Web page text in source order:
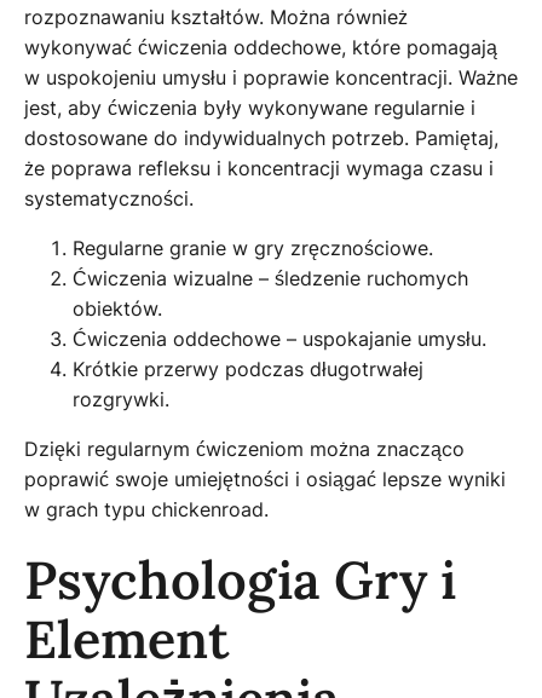
rozpoznawaniu kształtów. Można również
wykonywać ćwiczenia oddechowe, które pomagają
w uspokojeniu umysłu i poprawie koncentracji. Ważne
jest, aby ćwiczenia były wykonywane regularnie i
dostosowane do indywidualnych potrzeb. Pamiętaj,
że poprawa refleksu i koncentracji wymaga czasu i
systematyczności.
Regularne granie w gry zręcznościowe.
Ćwiczenia wizualne – śledzenie ruchomych
obiektów.
Ćwiczenia oddechowe – uspokajanie umysłu.
Krótkie przerwy podczas długotrwałej
rozgrywki.
Dzięki regularnym ćwiczeniom można znacząco
poprawić swoje umiejętności i osiągać lepsze wyniki
w grach typu chickenroad.
Psychologia Gry i
Element